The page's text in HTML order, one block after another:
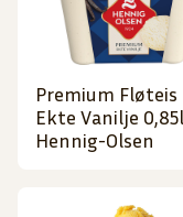
Premium Fløteis
Ekte Vanilje 0,85l
Hennig-Olsen